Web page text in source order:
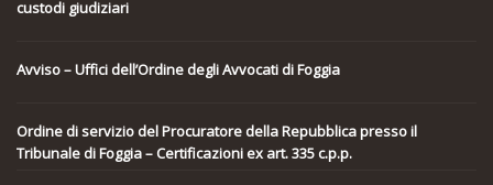
custodi giudiziari
Avviso – Uffici dell’Ordine degli Avvocati di Foggia
Ordine di servizio del Procuratore della Repubblica presso il
Tribunale di Foggia – Certificazioni ex art. 335 c.p.p.